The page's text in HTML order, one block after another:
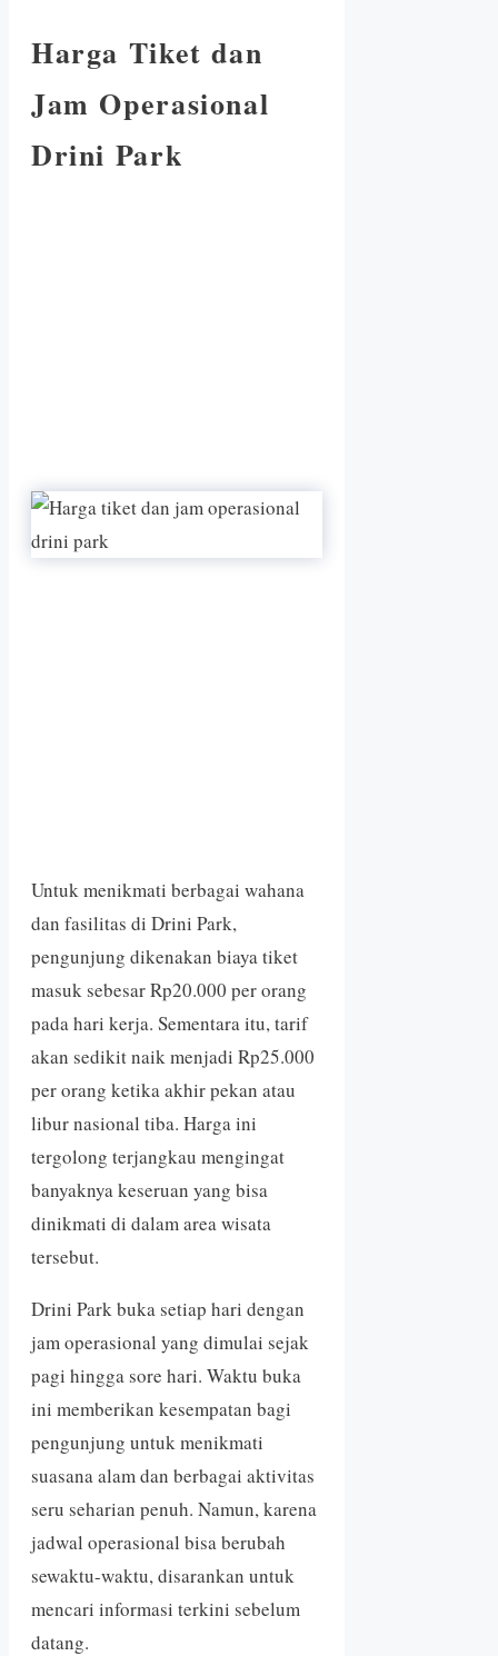
Harga Tiket dan
Jam Operasional
Drini Park
Untuk menikmati berbagai wahana
dan fasilitas di Drini Park,
pengunjung dikenakan biaya tiket
masuk sebesar Rp20.000 per orang
pada hari kerja. Sementara itu, tarif
akan sedikit naik menjadi Rp25.000
per orang ketika akhir pekan atau
libur nasional tiba. Harga ini
tergolong terjangkau mengingat
banyaknya keseruan yang bisa
dinikmati di dalam area wisata
tersebut.
Drini Park buka setiap hari dengan
jam operasional yang dimulai sejak
pagi hingga sore hari. Waktu buka
ini memberikan kesempatan bagi
pengunjung untuk menikmati
suasana alam dan berbagai aktivitas
seru seharian penuh. Namun, karena
jadwal operasional bisa berubah
sewaktu-waktu, disarankan untuk
mencari informasi terkini sebelum
datang.